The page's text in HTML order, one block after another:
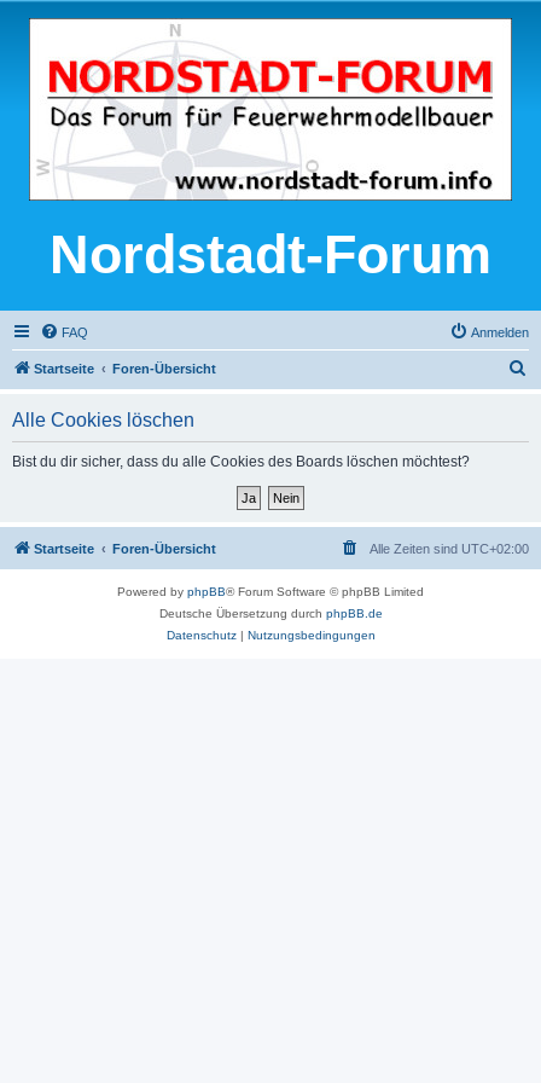
Nordstadt-Forum
FAQ Anmelden
Startseite Foren-Übersicht
Alle Cookies löschen
Bist du dir sicher, dass du alle Cookies des Boards löschen möchtest?
Startseite Foren-Übersicht Alle Zeiten sind UTC+02:00
Powered by phpBB® Forum Software © phpBB Limited
Deutsche Übersetzung durch phpBB.de
Datenschutz| Nutzungsbedingungen